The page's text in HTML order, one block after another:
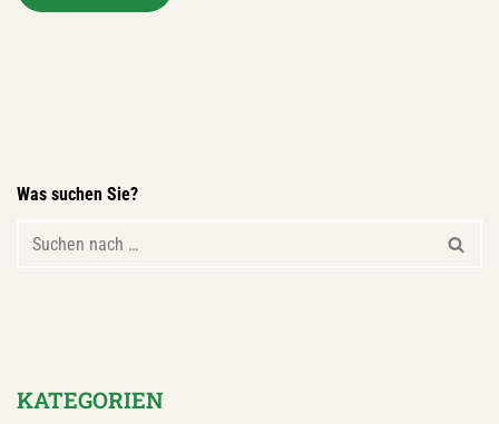
Was suchen Sie?
KATEGORIEN